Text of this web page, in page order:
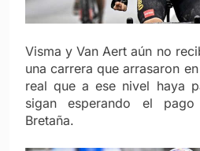
Visma y Van Aert aún no
una carrera que arrasaron
real que a ese nivel haya
sigan esperando el
Bretaña.